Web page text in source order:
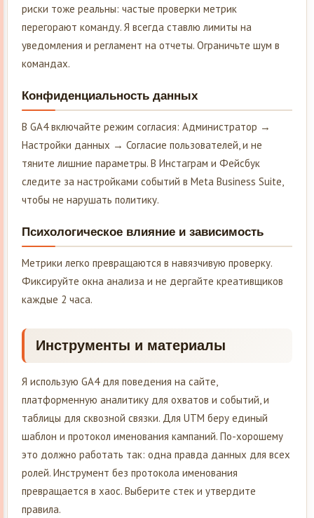
риски тоже реальны: частые проверки метрик
перегорают команду. Я всегда ставлю лимиты на
уведомления и регламент на отчеты. Ограничьте шум в
командах.
Конфиденциальность данных
В GA4 включайте режим согласия: Администратор →
Настройки данных → Согласие пользователей, и не
тяните лишние параметры. В Инстаграм и Фейсбук
следите за настройками событий в Meta Business Suite,
чтобы не нарушать политику.
Психологическое влияние и зависимость
Метрики легко превращаются в навязчивую проверку.
Фиксируйте окна анализа и не дергайте креативщиков
каждые 2 часа.
Инструменты и материалы
Я использую GA4 для поведения на сайте,
платформенную аналитику для охватов и событий, и
таблицы для сквозной связки. Для UTM беру единый
шаблон и протокол именования кампаний. По-хорошему
это должно работать так: одна правда данных для всех
ролей. Инструмент без протокола именования
превращается в хаос. Выберите стек и утвердите
правила.